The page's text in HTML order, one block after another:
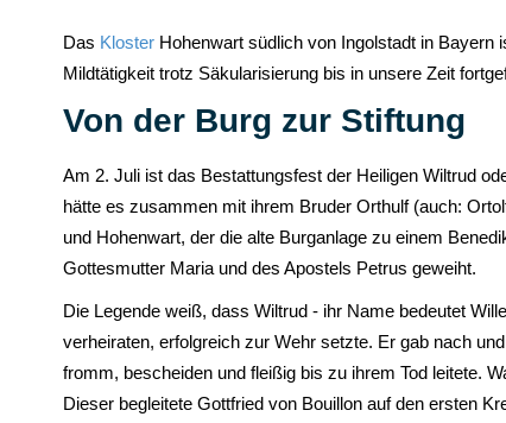
Das Kloster Hohenwart südlich von Ingolstadt in Bayern
Mildtätigkeit trotz Säkularisierung bis in unsere Zeit
Von der Burg zur Stiftung
Am 2. Juli ist das Bestattungsfest der Heiligen Wiltrud
hätte es zusammen mit ihrem Bruder Orthulf (auch:
und Hohenwart, der die alte Burganlage zu einem
Gottesmutter Maria und des Apostels Petrus geweiht.
Die Legende weiß, dass Wiltrud - ihr Name bedeutet
verheiraten, erfolgreich zur Wehr setzte. Er gab nach
fromm, bescheiden und fleißig bis zu ihrem Tod leitete.
Dieser begleitete Gottfried von Bouillon auf den ersten